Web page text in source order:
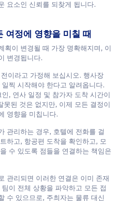
요소인 신뢰를 되찾게 됩니다.
여정에 영향을 미칠 때
획이 변경될 때 가장 명확해지며, 이
변경됩니다.
이라고 가정해 보십시오. 행사장
찍 시작해야 한다고 알려옵니다.
, 연사 일정 및 참가자 도착 시간이
된 것은 없지만, 이제 모든 결정이
영향을 미칩니다.
관리하는 경우, 호텔에 전화를 걸
하고, 항공편 도착을 확인하고, 모
수 있도록 점들을 연결하는 책임은
관리되면 이러한 연결은 이미 존재
이 전체 상황을 파악하고 모든 접
수 있으므로, 주최자는 물류 대신